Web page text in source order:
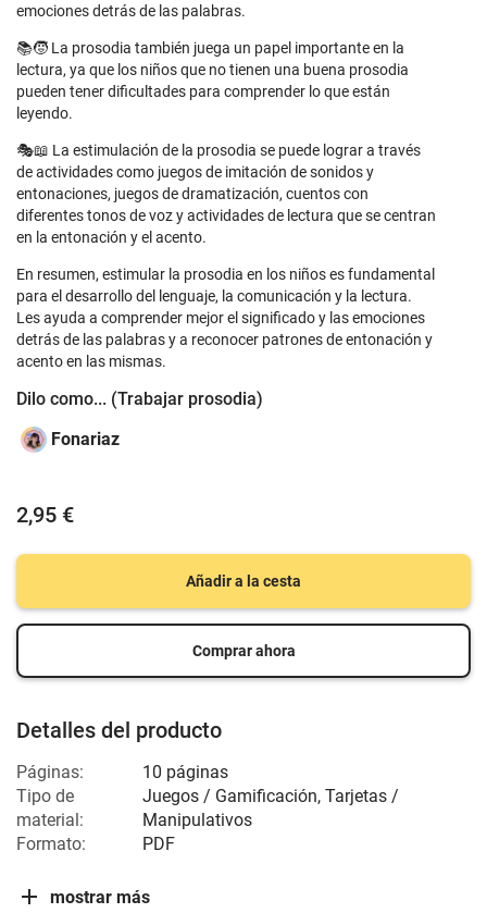
emociones detrás de las palabras.
📚🧒 La prosodia también juega un papel importante en la
lectura, ya que los niños que no tienen una buena prosodia
pueden tener dificultades para comprender lo que están
leyendo.
🎭📖 La estimulación de la prosodia se puede lograr a través
de actividades como juegos de imitación de sonidos y
entonaciones, juegos de dramatización, cuentos con
diferentes tonos de voz y actividades de lectura que se centran
en la entonación y el acento.
En resumen, estimular la prosodia en los niños es fundamental
para el desarrollo del lenguaje, la comunicación y la lectura.
Les ayuda a comprender mejor el significado y las emociones
detrás de las palabras y a reconocer patrones de entonación y
acento en las mismas.
Dilo como... (Trabajar prosodia)
Fonariaz
2,95 €
Añadir a la cesta
Comprar ahora
Detalles del producto
Páginas:
10 páginas
Tipo de
material:
Juegos / Gamificación, Tarjetas /
Manipulativos
Formato:
PDF
mostrar más